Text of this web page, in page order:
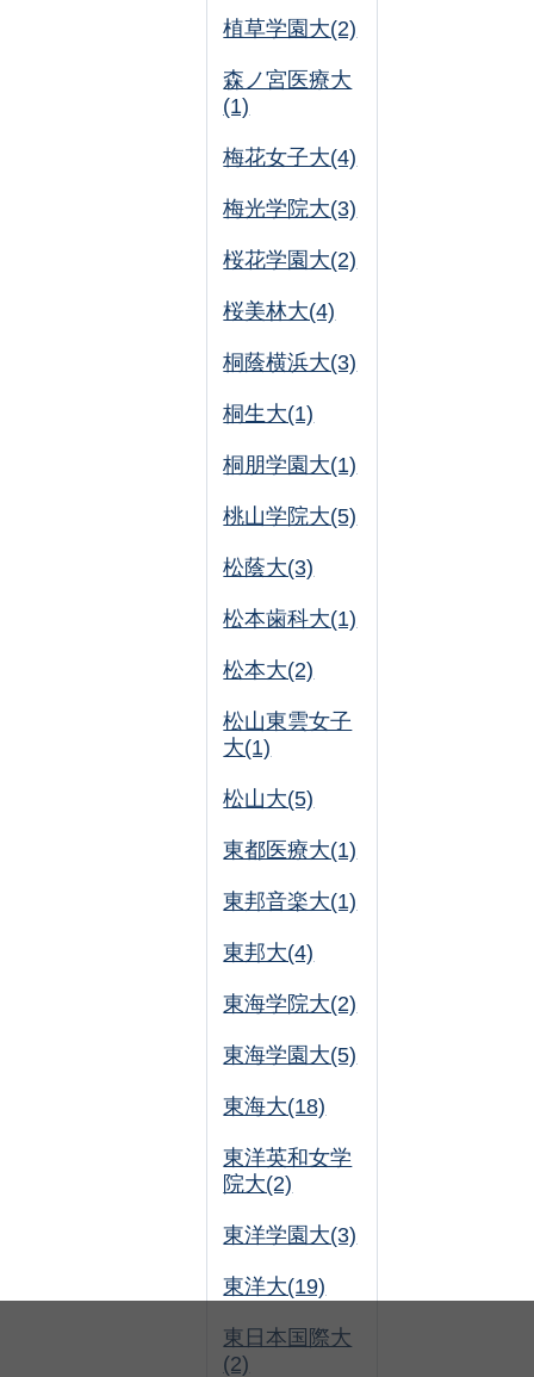
植草学園大(2)
森ノ宮医療大
(1)
梅花女子大(4)
梅光学院大(3)
桜花学園大(2)
桜美林大(4)
桐蔭横浜大(3)
桐生大(1)
桐朋学園大(1)
桃山学院大(5)
松蔭大(3)
松本歯科大(1)
松本大(2)
松山東雲女子
大(1)
松山大(5)
東都医療大(1)
東邦音楽大(1)
東邦大(4)
東海学院大(2)
東海学園大(5)
東海大(18)
東洋英和女学
院大(2)
東洋学園大(3)
東洋大(19)
東日本国際大
(2)